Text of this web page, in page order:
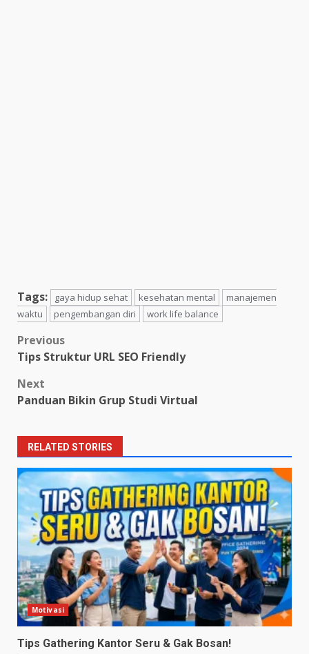
Tags: gaya hidup sehat kesehatan mental
manajemen
waktu
pengembangan diri work life balance
Post
navigation
Previous
Tips Struktur URL SEO Friendly
Next
Panduan Bikin Grup Studi Virtual
RELATED STORIES
Motivasi
Tips Gathering Kantor Seru & Gak Bosan!